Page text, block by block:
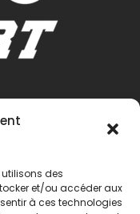
utilisons des
et/ou accéder aux
à ces technologies